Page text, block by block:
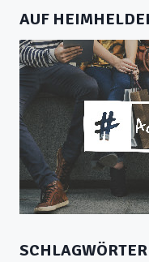
AUF
SCHLAGWÖRTER